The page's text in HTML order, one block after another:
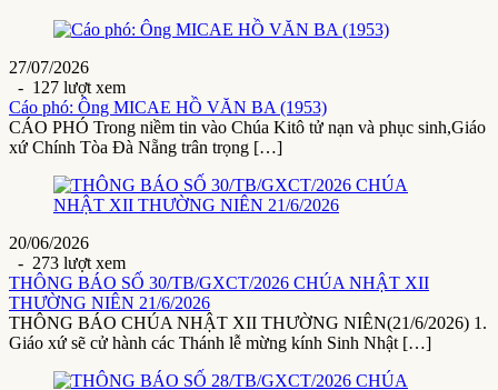
27/07/2026
- 127 lượt xem
Cáo phó: Ông MICAE HỒ VĂN BA (1953)
CÁO PHÓ Trong niềm tin vào Chúa Kitô tử nạn và phục sinh,Giáo
xứ Chính Tòa Đà Nẵng trân trọng […]
20/06/2026
- 273 lượt xem
THÔNG BÁO SỐ 30/TB/GXCT/2026 CHÚA NHẬT XII
THƯỜNG NIÊN 21/6/2026
THÔNG BÁO CHÚA NHẬT XII THƯỜNG NIÊN(21/6/2026) 1.
Giáo xứ sẽ cử hành các Thánh lễ mừng kính Sinh Nhật […]